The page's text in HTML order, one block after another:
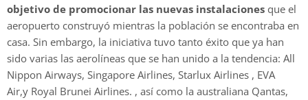
objetivo de promocionar las nuevas instalaciones que el
aeropuerto construyó mientras la población se encontraba en
casa. Sin embargo, la iniciativa tuvo tanto éxito que ya han
sido varias las aerolíneas que se han unido a la tendencia: All
Nippon Airways, Singapore Airlines, Starlux Airlines , EVA
Air,y Royal Brunei Airlines. , así como la australiana Qantas,